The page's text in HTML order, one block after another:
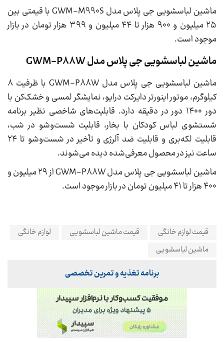
ماشین لباسشویی جی پلاس مدل GWM-M990S با قیمتی بین
۲۵ میلیون و ۹۰۰ هزار تا ۴۴ میلیون و ۳۹۹ هزار تومان در بازار
موجود است.
ماشین لباسشویی جی پلاس مدل GWM-P88W
ماشین لباسشویی جی پلاس مدل GWM-P88W با ظرفیت ۸
کیلوگرم، موتور اینورتر دایرکت درایو، نمایشگر لمسی و خشک‌کن با
دور ۱۴۰۰ دور در دقیقه دارد. قابلیت‌های شاخصی نظیر برنامه
شستشوی لباس کودکان با بخار، قابلیت شست‌وشو در شب،
قابلیت لکه‌بری و قابلیت ضد آلرژی و تأخیر در شست‌وشو تا ۲۴
ساعت نیز در محصول معرفی‌شده دیده می‌شوند.
ماشین لباسشویی جی پلاس مدل GWM-P88W از ۲۹ میلیون و
۴۰۰ هزار تا ۴۱ میلیون تومان در بازار موجود است.
قیمت لوازم خانگی قیمت ماشین لباسشویی
لوازم خانگی
ماشین لباسشویی
برنامه تغذیه و تمرین تخصصی